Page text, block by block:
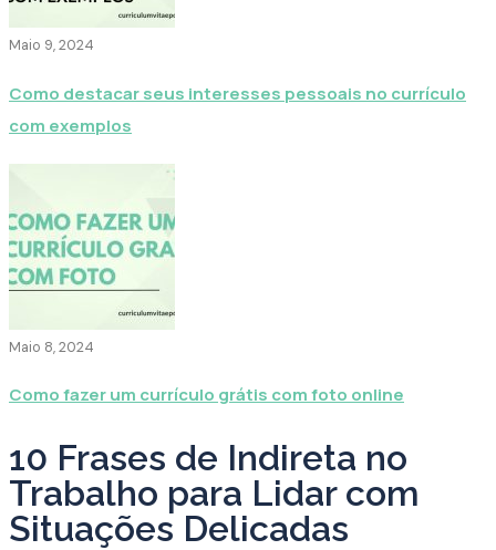
Maio 9, 2024
Como destacar seus interesses pessoais no currículo
com exemplos
Maio 8, 2024
Como fazer um currículo grátis com foto online
10 Frases de Indireta no
Trabalho para Lidar com
Situações Delicadas